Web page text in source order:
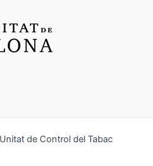
de Control del Tabac